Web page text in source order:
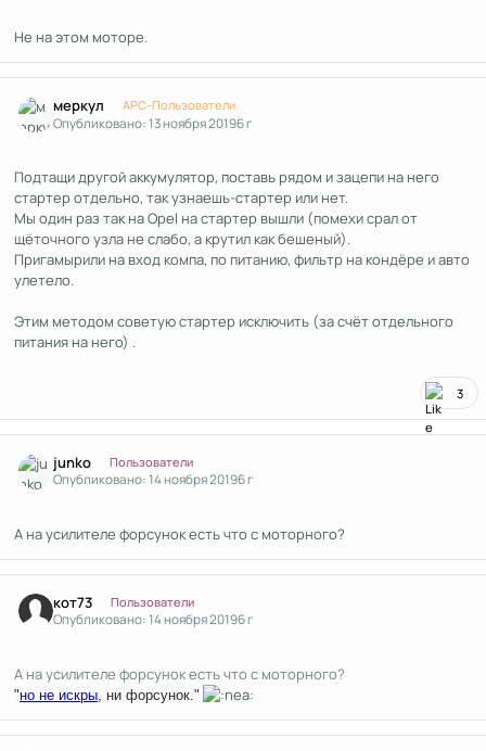
Не на этом моторе.
меркул APC-Пользователи
Опубликовано:13 ноября 20196 г
Подтащи другой аккумулятор, поставь рядом и зацепи на него
стартер отдельно, так узнаешь-стартер или нет.
Мы один раз так на Opel на стартер вышли (помехи срал от
щёточного узла не слабо, а крутил как бешеный).
Пригамырили на вход компа, по питанию, фильтр на кондёре и авто
улетело.
Этим методом советую стартер исключить (за счёт отдельного
питания на него) .
3
junko Пользователи
Опубликовано:14 ноября 20196 г
А на усилителе форсунок есть что с моторного?
кот73 Пользователи
Опубликовано:14 ноября 20196 г
А на усилителе форсунок есть что с моторного?
"но не искры , ни форсунок."